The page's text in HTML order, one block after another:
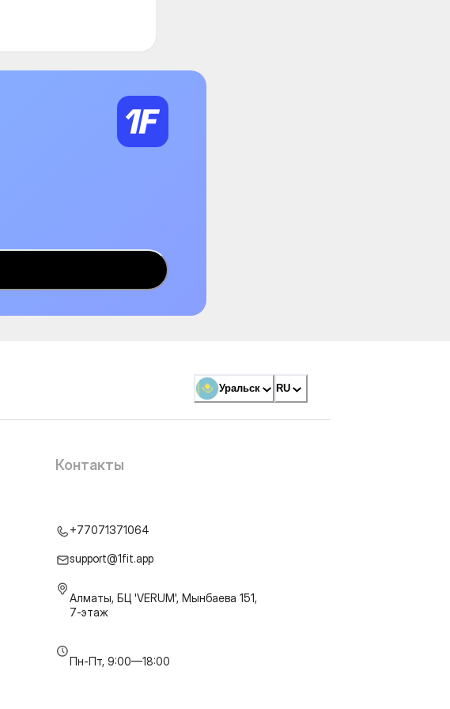
Уральск RU
Контакты
+77071371064
support@1fit.app
Алматы, БЦ 'VERUM', Мынбаева 151,
7-этаж
Пн-Пт, 9:00—18:00